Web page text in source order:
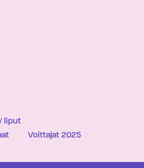
liput
Voittajat 2025